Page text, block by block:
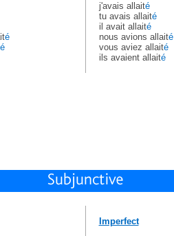
é
é
j'avais allaité
tu avais allaité
il avait allaité
nous avions allaité
vous aviez allaité
ils avaient allaité
Imperfect